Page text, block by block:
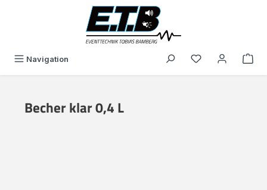
Navigation Du hast 0
Becher klar 0,4 L